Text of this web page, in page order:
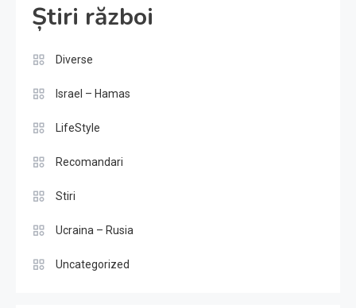
Știri război
Diverse
Israel – Hamas
LifeStyle
Recomandari
Stiri
Ucraina – Rusia
Uncategorized